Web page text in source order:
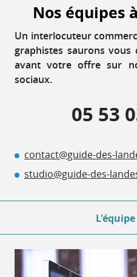
Nos équipes
Un interlocuteur
graphistes saurons
avant votre offre sur
sociaux.
05 53
contact@guide-des-
studio@guide-des-